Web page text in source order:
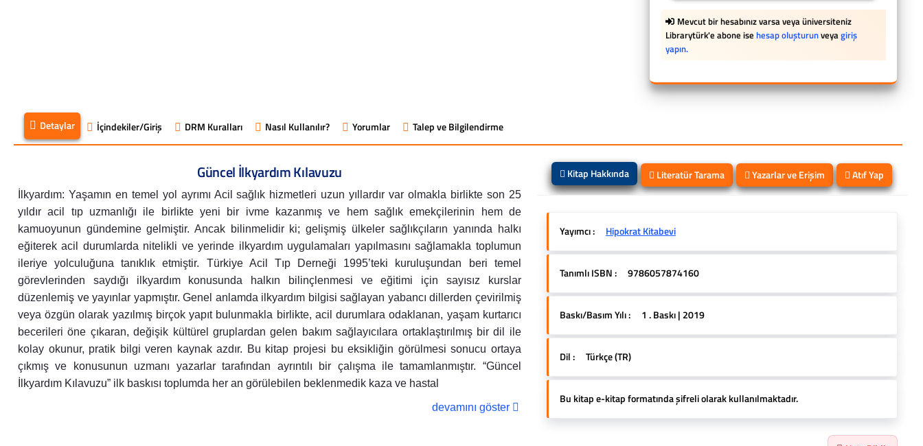
Mevcut bir hesabınız varsa veya üniversiteniz
Librarytürk'e abone ise hesap oluşturunveyagiriş
yapın.
Detaylar İçindekiler/Giriş DRM Kuralları Nasıl Kullanılır? Yorumlar Talep ve Bilgilendirme
Güncel İlkyardım Kılavuzu
İlkyardım: Yaşamın en temel yol ayrımı Acil sağlık hizmetleri uzun yıllardır var olmakla birlikte son 25
yıldır acil tıp uzmanlığı ile birlikte yeni bir ivme kazanmış ve hem sağlık emekçilerinin hem de
kamuoyunun gündemine gelmiştir. Ancak bilinmelidir ki; gelişmiş ülkeler sağlıkçıların yanında halkı
eğiterek acil durumlarda nitelikli ve yerinde ilkyardım uygulamaları yapılmasını sağlamakla toplumun
ileriye yolculuğuna tanıklık etmiştir. Türkiye Acil Tıp Derneği 1995’teki kuruluşundan beri temel
görevlerinden saydığı ilkyardım konusunda halkın bilinçlenmesi ve eğitimi için sayısız kurslar
düzenlemiş ve yayınlar yapmıştır. Genel anlamda ilkyardım bilgisi sağlayan yabancı dillerden çevirilmiş
veya özgün olarak yazılmış birçok yapıt bulunmakla birlikte, acil durumlara odaklanan, yaşam kurtarıcı
becerileri öne çıkaran, değişik kültürel gruplardan gelen bakım sağlayıcılara ortaklaştırılmış bir dil ile
kolay okunur, pratik bilgi veren kaynak azdır. Bu kitap projesi bu eksikliğin görülmesi sonucu ortaya
çıkmış ve konusunun uzmanı yazarlar tarafından ayrıntılı bir çalışma ile tamamlanmıştır. “Güncel
İlkyardım Kılavuzu” ilk baskısı toplumda her an görülebilen beklenmedik kaza ve hastal
devamını göster
Kitap Hakkında Literatür Tarama Yazarlar ve Erişim Atıf Yap
Yayımcı : Hipokrat Kitabevi
Tanımlı ISBN : 9786057874160
Baskı/Basım Yılı : 1 . Baskı | 2019
Dil : Türkçe (TR)
Bu kitap e-kitap formatında şifreli olarak kullanılmaktadır.